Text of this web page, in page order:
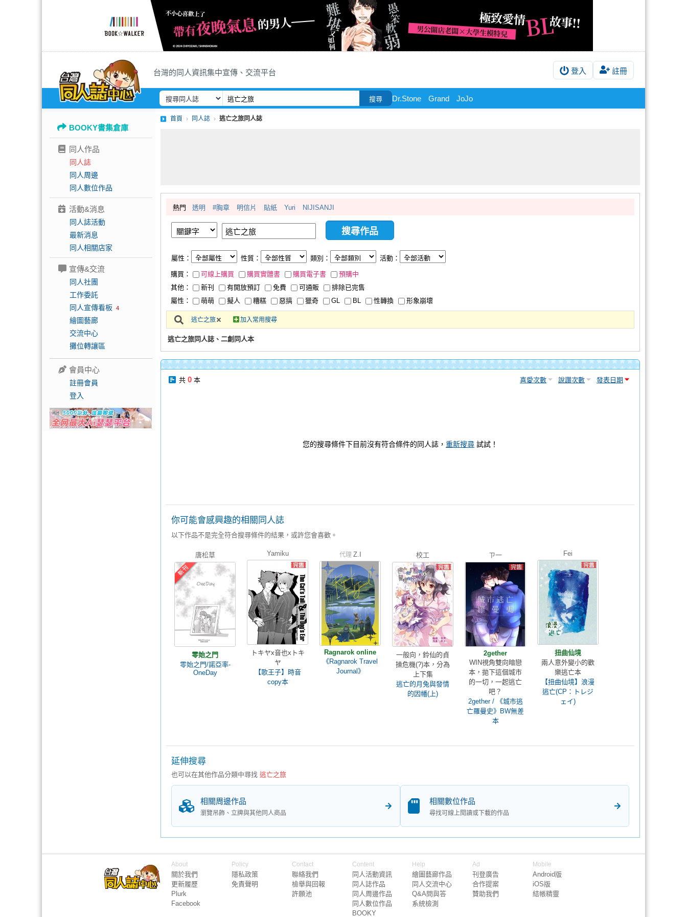
台灣的同人資訊集中宣傳、交流平台 登入 註冊
搜尋 Dr.Stone Grand JoJo
BOOKY書集倉庫
同人作品
同人誌
同人周邊
同人數位作品
活動&消息
同人誌活動
最新消息
同人相關店家
宣傳&交流
同人社團
工作委託
同人宣傳看板 4
繪圖藝廊
交流中心
攤位轉讓區
會員中心
註冊會員
登入
首頁 同人誌 逃亡之旅同人誌
熱門 透明 #胸章 明信片 貼紙 Yuri NIJISANJI
屬性： 性質： 類別： 活動：
購買： 可線上購買 購買實體書 購買電子書
預購中
其他：
新刊 有開放預訂 免費 可通販
排除已完售
屬性：
萌萌 擬人 糟糕 惡搞 獵奇 GL BL 性轉換 形象崩壞
逃亡之旅 加入常用搜尋
逃亡之旅同人誌、二創同人本
共 0 本 喜愛次數 說讚次數 發表日期
您的搜尋條件下目前沒有符合條件的同人誌， 重新搜尋 試試！
你可能會感興趣的相關同人誌
以下作品不是完全符合搜尋條件的結果，或許您會喜歡。
唐松草
零始之門
零始之門/諾亞率-
OneDay
Yamiku
トキヤx音也xトキ
ヤ
【歌王子】時音
copy本
代理 Z.I
Ragnarok online
《Ragnarok Travel
Journal》
校工
一般向，鈴仙的貞
操危機(?)本，分為
上下集
逃亡的月兔與發情
的因幡(上)
ㄗ一
2gether
WIN視角雙向暗戀
本，拋下這個城市
的一切，一起逃亡
吧？
2gether / 《城市逃
亡羅曼史》BW無差
本
Fei
扭曲仙境
兩人意外變小的歡
樂逃亡本
【扭曲仙境】浪漫
逃亡(CP：トレジ
ェイ)
延伸搜尋
也可以在其他作品分類中尋找 逃亡之旅
相關周邊作品
瀏覽吊飾、立牌與其他同人商品
相關數位作品
尋找可線上閱讀或下載的作品
About
關於我們
更新履歷
Plurk
Facebook
Policy
隱私政策
免責聲明
Contact
聯絡我們
檢舉與回報
許願池
Content
同人活動資訊
同人誌作品
同人周邊作品
同人數位作品
BOOKY
Help
繪圖藝廊作品
同人交流中心
Q&A問與答
系統檢測
Ad
刊登廣告
合作提案
贊助我們
Mobile
Android版
iOS版
結帳精靈